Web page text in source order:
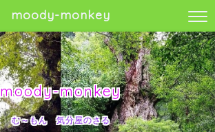
moody-monkey
moody-monkey
む～もん 気分屋のさる